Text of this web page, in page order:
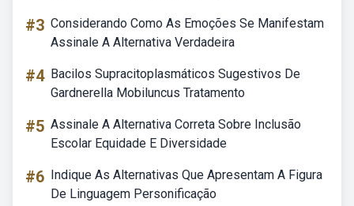
#3 Considerando Como As Emoções Se Manifestam
Assinale A Alternativa Verdadeira
#4 Bacilos Supracitoplasmáticos Sugestivos De
Gardnerella Mobiluncus Tratamento
#5 Assinale A Alternativa Correta Sobre Inclusão
Escolar Equidade E Diversidade
#6 Indique As Alternativas Que Apresentam A Figura
De Linguagem Personificação